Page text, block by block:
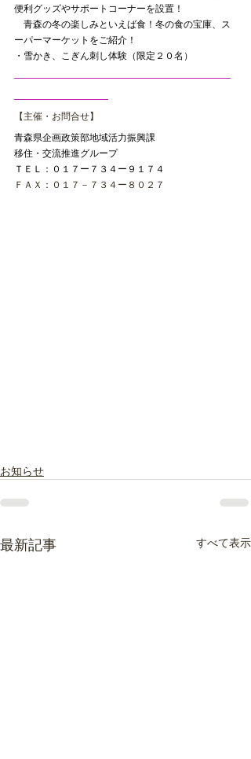
便利グッズやサポートコーナーを設置！
青森の冬の楽しみといえば食！冬の食の宝庫、ス
ーパーマーケットをご紹介！
・雪かき、こぎん刺し体験（限定２０名）
【主催・お問合せ】
青森県企画政策部地域活力振興課
移住・交流推進グループ
ＴＥＬ：０１７ー７３４ー９１７４
ＦＡＸ：０１７－７３４ー８０２７
お知らせ
最新記事 すべて表示